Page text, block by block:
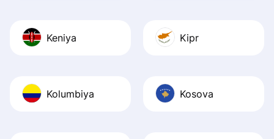
Keniya Kipr
Kolumbiya Kosova